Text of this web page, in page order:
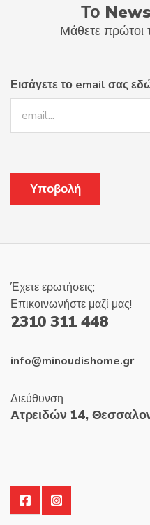
Το
Μάθετε πρώτοι
Εισάγετε το email σας
Έχετε ερωτήσεις;
Επικοινωνήστε μαζί μας!
2310 311 448
info@minoudishome.gr
Διεύθυνση
Ατρειδών 14,